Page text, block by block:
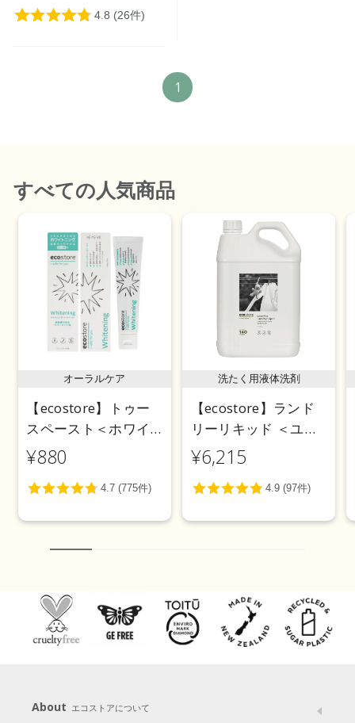
1
すべての人気商品
オーラルケア
【ecostore】トゥー
スペースト＜ホワイ
トニング＞ 100g
¥880
洗たく用液体洗剤
【ecostore】ランド
リーリキッド ＜ユー
カリ＞ 5L
¥6,215
About エコストアについて